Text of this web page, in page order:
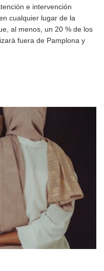
e intervención
cualquier lugar de la
al menos, un 20 % de los
fuera de Pamplona y